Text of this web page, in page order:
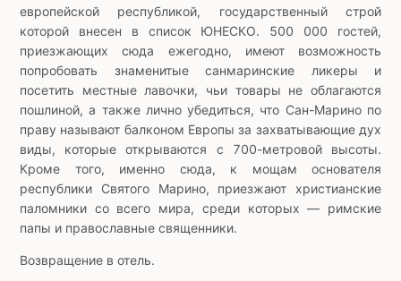
европейской республикой, государственный строй
которой внесен в список ЮНЕСКО. 500 000 гостей,
приезжающих сюда ежегодно, имеют возможность
попробовать знаменитые санмаринские ликеры и
посетить местные лавочки, чьи товары не облагаются
пошлиной, а также лично убедиться, что Сан-Марино по
праву называют балконом Европы за захватывающие дух
виды, которые открываются с 700-метровой высоты.
Кроме того, именно сюда, к мощам основателя
республики Святого Марино, приезжают христианские
паломники со всего мира, среди которых — римские
папы и православные священники.
Возвращение в отель.